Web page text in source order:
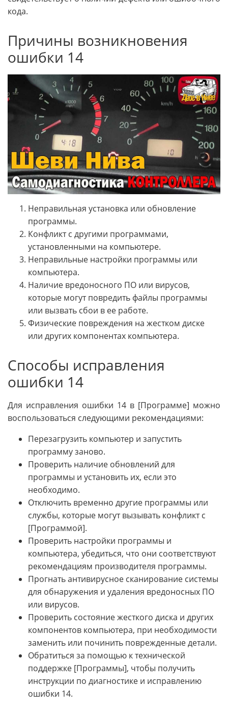
кода.
Причины возникновения
ошибки 14
Неправильная установка или обновление
программы.
Конфликт с другими программами,
установленными на компьютере.
Неправильные настройки программы или
компьютера.
Наличие вредоносного ПО или вирусов,
которые могут повредить файлы программы
или вызвать сбои в ее работе.
Физические повреждения на жестком диске
или других компонентах компьютера.
Способы исправления
ошибки 14
Для исправления ошибки 14 в [Программе] можно
воспользоваться следующими рекомендациями:
Перезагрузить компьютер и запустить
программу заново.
Проверить наличие обновлений для
программы и установить их, если это
необходимо.
Отключить временно другие программы или
службы, которые могут вызывать конфликт с
[Программой].
Проверить настройки программы и
компьютера, убедиться, что они соответствуют
рекомендациям производителя программы.
Прогнать антивирусное сканирование системы
для обнаружения и удаления вредоносных ПО
или вирусов.
Проверить состояние жесткого диска и других
компонентов компьютера, при необходимости
заменить или починить поврежденные детали.
Обратиться за помощью к технической
поддержке [Программы], чтобы получить
инструкции по диагностике и исправлению
ошибки 14.